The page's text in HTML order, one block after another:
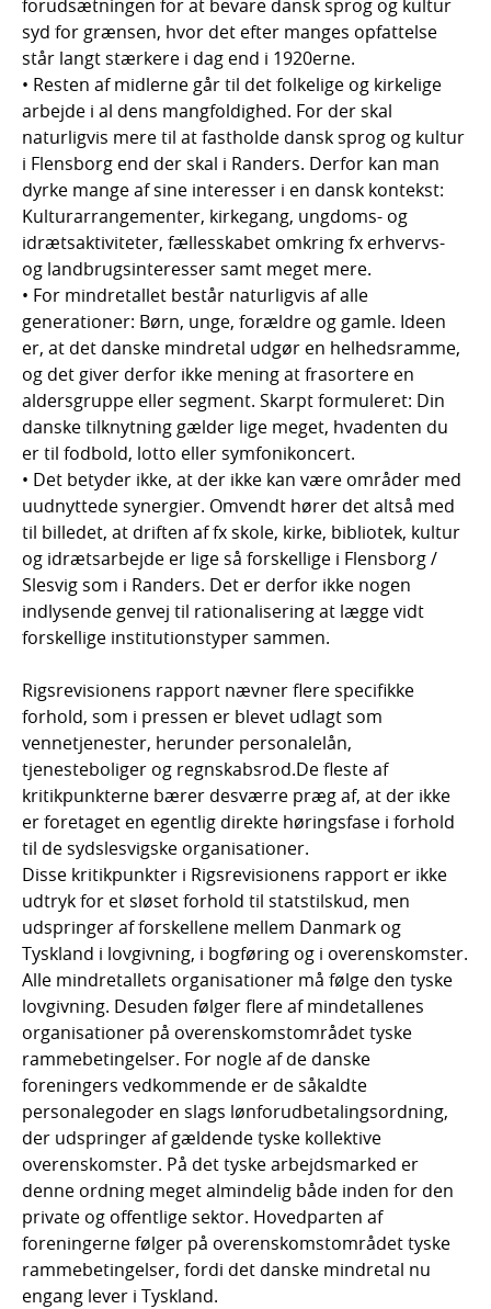
forudsætningen for at bevare dansk sprog og kultur
syd for grænsen, hvor det efter manges opfattelse
står langt stærkere i dag end i 1920erne.
• Resten af midlerne går til det folkelige og kirkelige
arbejde i al dens mangfoldighed. For der skal
naturligvis mere til at fastholde dansk sprog og kultur
i Flensborg end der skal i Randers. Derfor kan man
dyrke mange af sine interesser i en dansk kontekst:
Kulturarrangementer, kirkegang, ungdoms- og
idrætsaktiviteter, fællesskabet omkring fx erhvervs-
og landbrugsinteresser samt meget mere.
• For mindretallet består naturligvis af alle
generationer: Børn, unge, forældre og gamle. Ideen
er, at det danske mindretal udgør en helhedsramme,
og det giver derfor ikke mening at frasortere en
aldersgruppe eller segment. Skarpt formuleret: Din
danske tilknytning gælder lige meget, hvadenten du
er til fodbold, lotto eller symfonikoncert.
• Det betyder ikke, at der ikke kan være områder med
uudnyttede synergier. Omvendt hører det altså med
til billedet, at driften af fx skole, kirke, bibliotek, kultur
og idrætsarbejde er lige så forskellige i Flensborg /
Slesvig som i Randers. Det er derfor ikke nogen
indlysende genvej til rationalisering at lægge vidt
forskellige institutionstyper sammen.
Rigsrevisionens rapport nævner flere specifikke
forhold, som i pressen er blevet udlagt som
vennetjenester, herunder personalelån,
tjenesteboliger og regnskabsrod.De fleste af
kritikpunkterne bærer desværre præg af, at der ikke
er foretaget en egentlig direkte høringsfase i forhold
til de sydslesvigske organisationer.
Disse kritikpunkter i Rigsrevisionens rapport er ikke
udtryk for et sløset forhold til statstilskud, men
udspringer af forskellene mellem Danmark og
Tyskland i lovgivning, i bogføring og i overenskomster.
Alle mindretallets organisationer må følge den tyske
lovgivning. Desuden følger flere af mindetallenes
organisationer på overenskomstområdet tyske
rammebetingelser. For nogle af de danske
foreningers vedkommende er de såkaldte
personalegoder en slags lønforudbetalingsordning,
der udspringer af gældende tyske kollektive
overenskomster. På det tyske arbejdsmarked er
denne ordning meget almindelig både inden for den
private og offentlige sektor. Hovedparten af
foreningerne følger på overenskomstområdet tyske
rammebetingelser, fordi det danske mindretal nu
engang lever i Tyskland.